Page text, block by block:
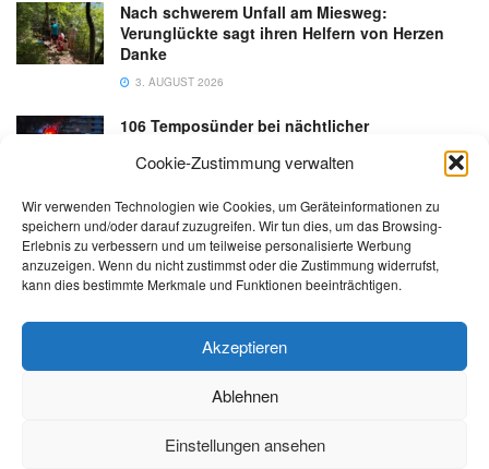
Cookie-Zustimmung verwalten
Wir verwenden Technologien wie Cookies, um Geräteinformationen zu
speichern und/oder darauf zuzugreifen. Wir tun dies, um das Browsing-
Erlebnis zu verbessern und um teilweise personalisierte Werbung
anzuzeigen. Wenn du nicht zustimmst oder die Zustimmung widerrufst,
kann dies bestimmte Merkmale und Funktionen beeinträchtigen.
Akzeptieren
Ablehnen
Einstellungen ansehen
Nach schwerem Unfall am Miesweg:
Verunglückte sagt ihren Helfern von Herzen
Danke
3. AUGUST 2026
106 Temposünder bei nächtlicher